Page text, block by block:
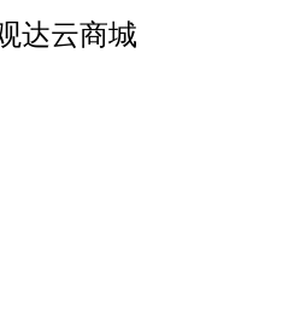
达云商城